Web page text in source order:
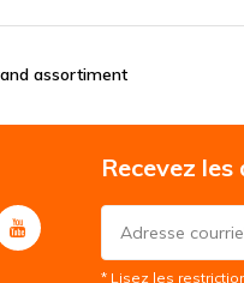
assortiment
Recevez
* Lisez les